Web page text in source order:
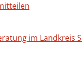
im Landkreis